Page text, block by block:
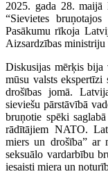
2025. gada 28. maijā
“Sievietes
Pasākumu rīkoja
Aizsardzības
Diskusijas mērķis bija
mūsu valsts
drošības jomā.
sieviešu pārstāvībā
bruņotie spēki
rādītājiem NATO.
miers un drošība” ar
seksuālo vardarbību
iesaisti miera un